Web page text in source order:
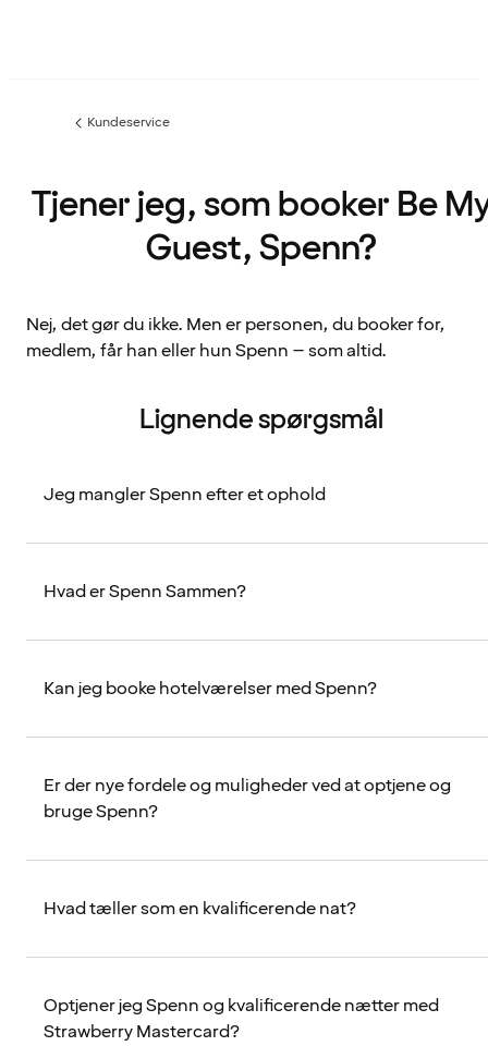
Forrige
Kundeservice
Tjener jeg, som booker Be
Guest, Spenn?
Nej, det gør du ikke. Men er personen, du booker for,
medlem, får han eller hun Spenn – som altid.
Lignende spørgsmål
Jeg mangler Spenn efter et ophold
Hvad er Spenn Sammen?
Kan jeg booke hotelværelser med Spenn?
Er der nye fordele og muligheder ved at optjene og
bruge Spenn?
Hvad tæller som en kvalificerende nat?
Optjener jeg Spenn og kvalificerende nætter med
Strawberry Mastercard?